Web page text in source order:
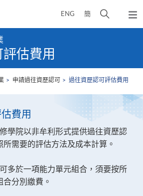
ENG 簡
開
面
彈
出
估費用
申請過往資歷認可 過往資歷認可評估費用
費用
學院以非牟利形式提供過往資歷認
需要的評估方法及成本計算。
多於一項能力單元組合，須要按所
分別繳費。